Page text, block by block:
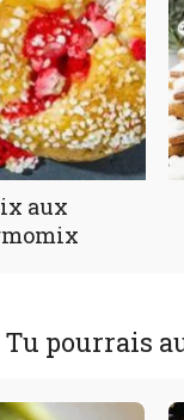
aux
Tu pourrais